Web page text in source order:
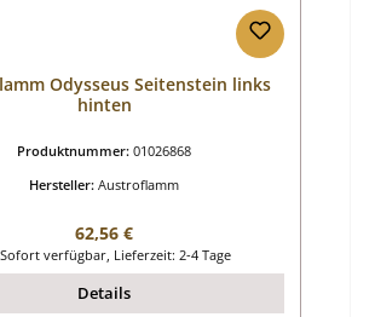
Odysseus Seitenstein links
hinten
Produktnummer: 01026868
Hersteller: Austroflamm
Regulärer Preis:
62,56 €
Sofort verfügbar, Lieferzeit: 2-4 Tage
Details